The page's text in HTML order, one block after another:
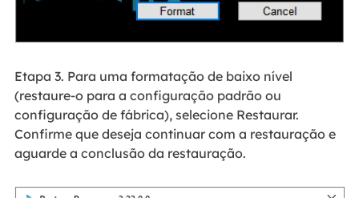
Etapa 3. Para uma formatação de baixo nível
(restaure-o para a configuração padrão ou
configuração de fábrica), selecione Restaurar.
Confirme que deseja continuar com a restauração e
aguarde a conclusão da restauração.